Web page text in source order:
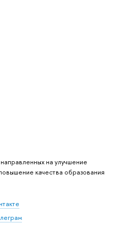
на улучшение
качества образования